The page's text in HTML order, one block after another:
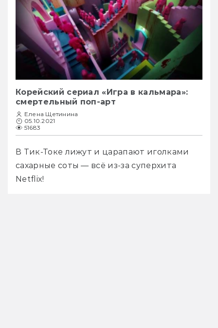
Корейский сериал «Игра в кальмара»:
смертельный поп-арт
Елена Щетинина
05.10.2021
51683
В Тик-Токе лижут и царапают иголками
сахарные соты — всё из-за суперхита
Netflix!